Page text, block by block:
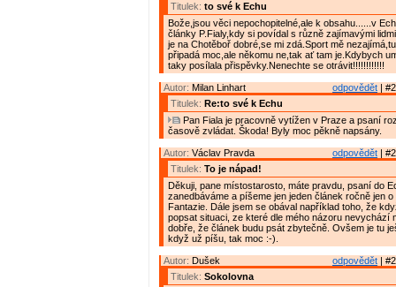
Titulek: to své k Echu
Bože,jsou věci nepochopitelné,ale k obsahu......v
články P.Fialy,kdy si povídal s různě zajímavými
je na Chotěboř dobré,se mi zdá.Sport mě
připadá moc,ale někomu ne,tak ať tam je.Kdybych
taky posílala přispěvky.Nenechte se otrávit!!!!!!!!!!!!
odpovědět |
Autor: Milan Linhart
Titulek: Re:to své k Echu
Pan Fiala je pracovně vytížen v Praze a psaní
časově zvládat. Škoda! Byly moc pěkně napsány.
odpovědět |
Autor: Václav Pravda
Titulek: To je nápad!
Děkuji, pane místostarosto, máte pravdu, psaní do
zanedbáváme a píšeme jen jeden článek ročně jen o
Fantazie. Dále jsem se obával například toho, že
popsat situaci, ze které dle mého názoru nevychází
dobře, že článek budu psát zbytečně. Ovšem je tu
když už píšu, tak moc :-).
odpovědět |
Autor: Dušek
Titulek: Sokolovna